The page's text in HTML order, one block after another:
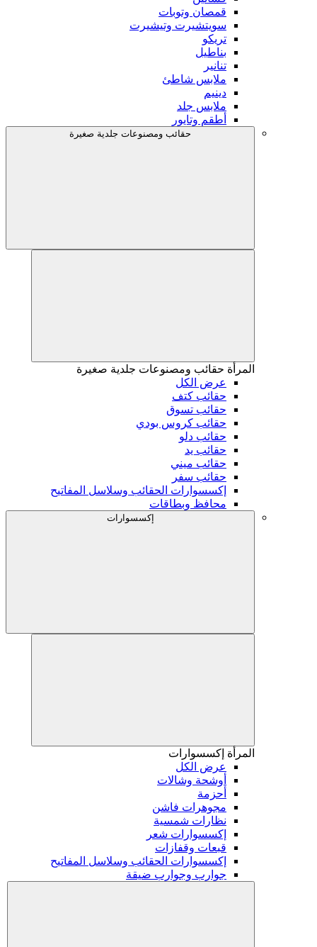
قمصان وتوبات
سويتشيرت وتيشيرت
تريكو
بناطيل
تنانير
ملابس شاطئ
دينيم
ملابس جلد
أطقم وتايور
حقائب ومصنوعات جلدية صغيرة
المرأة حقائب ومصنوعات جلدية صغيرة
عرض الكل
حقائب كتف
حقائب تسوق
حقائب كروس بودي
حقائب دلو
حقائب يد
حقائب ميني
حقائب سفر
إكسسوارات الحقائب وسلاسل المفاتيح
محافظ وبطاقات
إكسسوارات
المرأة إكسسوارات
عرض الكل
أوشحة وشالات
أحزمة
مجوهرات فاشن
نظارات شمسية
إكسسوارات شعر
قبعات وقفازات
إكسسوارات الحقائب وسلاسل المفاتيح
جوارب وجوارب ضيقة